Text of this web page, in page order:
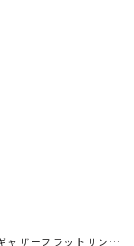
【REMME】ギャザーフラットサンダル